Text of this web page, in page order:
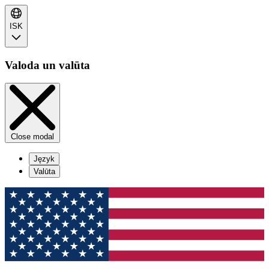
ISK
Valoda un valūta
Close modal
Język
Valūta